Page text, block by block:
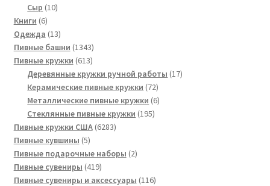
Сыр 1010
Книги 66
товаров
Одежда 1313
товаров
Пивные башни 13431343
товара
Пивные кружки 613613
товаров
Деревянные кружки ручной работы 1717
Керамические пивные кружки 7272
товара
Металлические пивные кружки 66
Стеклянные пивные кружки 195195
Пивные кружки США 62836283
Пивные кувшины 55
товаров
Пивные подарочные наборы 22
Пивные сувениры 419419
товаров
Пивные сувениры и аксессуары 116116